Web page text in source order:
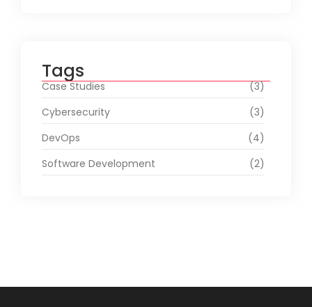
Tags
Case Studies
(3)
Cybersecurity
(3)
DevOps
(4)
Software Development
(2)